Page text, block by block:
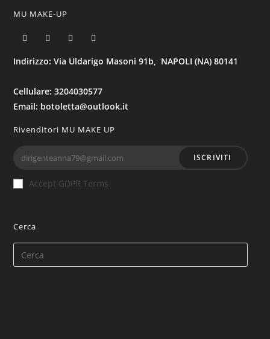
MU MAKE-UP
Indirizzo: Via Uldarigo Masoni 91b, NAPOLI (NA) 80141
Cellulare: 3204030577
Email: botoletta@outlook.it
Rivenditori MU MAKE UP
ISCRIVITI
Accept GDPR Terms
Cerca